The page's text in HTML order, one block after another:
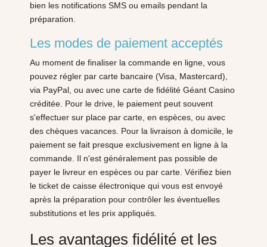
bien les notifications SMS ou emails pendant la
préparation.
Les modes de paiement acceptés
Au moment de finaliser la commande en ligne, vous
pouvez régler par carte bancaire (Visa, Mastercard),
via PayPal, ou avec une carte de fidélité Géant Casino
créditée. Pour le drive, le paiement peut souvent
s'effectuer sur place par carte, en espèces, ou avec
des chèques vacances. Pour la livraison à domicile, le
paiement se fait presque exclusivement en ligne à la
commande. Il n'est généralement pas possible de
payer le livreur en espèces ou par carte. Vérifiez bien
le ticket de caisse électronique qui vous est envoyé
après la préparation pour contrôler les éventuelles
substitutions et les prix appliqués.
Les avantages fidélité et les